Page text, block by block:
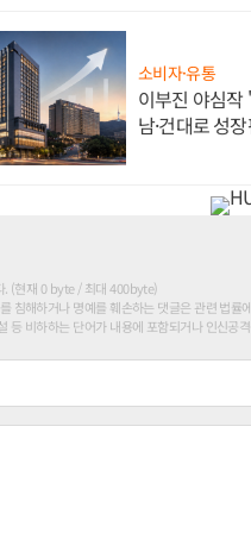
소비자·유통
이부진 야심작
남·건대로 성
. (현재 0 byte / 최대 400byte)
침해하거나 명예를 훼손하는 댓글은 관련 법률
등 비하하는 단어가 내용에 포함되거나 인신공